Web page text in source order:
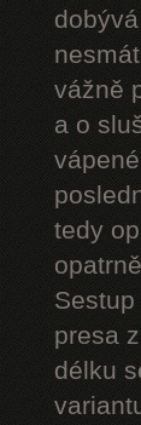
vážně
a o
tedy
presa
délku